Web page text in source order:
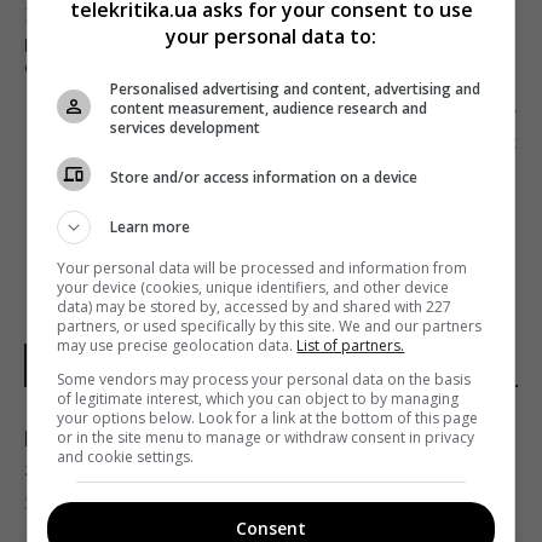
Предыдущий пост
HBO СНИМЕТ СЕРИАЛ О ПОИСКАХ ВАКЦИНЫ
ОТ КОРОНАВИРУСА
Следующий пост
YOUTUBE УДАЛИЛ КАНАЛ «ЦАРЬГРАД» С
МИЛЛИОНОМ ПОДПИСЧИКОВ
Корецкий объявил об увеличении
заработной платы педагогов с 1 сентября
22:53 четверг, 06 августа 2026
telekritika.ua asks for your consent to use
your personal data to:
Personalised advertising and content, advertising and
content measurement, audience research and
services development
Store and/or access information on a device
Learn more
Your personal data will be processed and information from
your device (cookies, unique identifiers, and other device
data) may be stored by, accessed by and shared with 227
partners, or used specifically by this site. We and our partners
may use precise geolocation data. List of partners.
Some vendors may process your personal data on the basis
of legitimate interest, which you can object to by managing
your options below. Look for a link at the bottom of this page
or in the site menu to manage or withdraw consent in privacy
and cookie settings.
Consent